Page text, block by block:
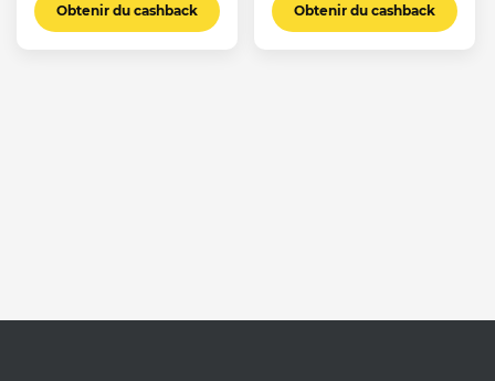
Obtenir du cashback Obtenir du cashback